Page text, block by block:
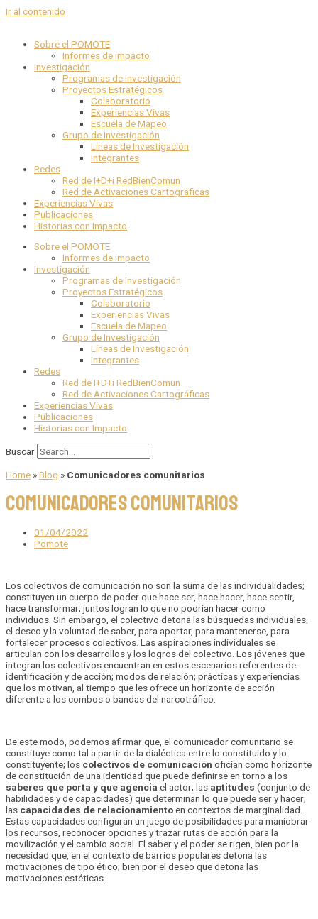
Ir al contenido
Sobre el POMOTE
Informes de impacto
Investigación
Programas de Investigación
Proyectos Estratégicos
Colaboratorio
Experiencias Vivas
Escuela de Mapeo
Grupo de Investigación
Líneas de Investigación
Integrantes
Redes
Red de I+D+i RedBienComun
Red de Activaciones Cartográficas
Experiencias Vivas
Publicaciones
Historias con Impacto
Sobre el POMOTE
Informes de impacto
Investigación
Programas de Investigación
Proyectos Estratégicos
Colaboratorio
Experiencias Vivas
Escuela de Mapeo
Grupo de Investigación
Líneas de Investigación
Integrantes
Redes
Red de I+D+i RedBienComun
Red de Activaciones Cartográficas
Experiencias Vivas
Publicaciones
Historias con Impacto
Buscar
Home »Blog » Comunicadores comunitarios
Comunicadores comunitarios
01/04/2022
Pomote
Los colectivos de comunicación no son la suma de las individualidades;
constituyen un cuerpo de poder que hace ser, hace hacer, hace sentir,
hace transformar; juntos logran lo que no podrían hacer como
individuos. Sin embargo, el colectivo detona las búsquedas individuales,
el deseo y la voluntad de saber, para aportar, para mantenerse, para
fortalecer procesos colectivos. Las aspiraciones individuales se
articulan con los desarrollos y los logros del colectivo. Los jóvenes que
integran los colectivos encuentran en estos escenarios referentes de
identificación y de acción; modos de relación; prácticas y experiencias
que los motivan, al tiempo que les ofrece un horizonte de acción
diferente a los combos o bandas del narcotráfico.
De este modo, podemos afirmar que, el comunicador comunitario se
constituye como tal a partir de la dialéctica entre lo constituido y lo
constituyente; los colectivos de comunicación ofician como horizonte
de constitución de una identidad que puede definirse en torno a los
saberes que porta y que agencia el actor; las aptitudes (conjunto de
habilidades y de capacidades) que determinan lo que puede ser y hacer;
las capacidades de relacionamientoen contextos de marginalidad.
Estas capacidades configuran un juego de posibilidades para maniobrar
los recursos, reconocer opciones y trazar rutas de acción para la
movilización y el cambio social. El saber y el poder se rigen, bien por la
necesidad que, en el contexto de barrios populares detona las
motivaciones de tipo ético; bien por el deseo que detona las
motivaciones estéticas.